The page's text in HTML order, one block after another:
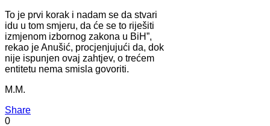
To je prvi korak i nadam se da stvari
idu u tom smjeru, da će se to riješiti
izmjenom izbornog zakona u BiH”,
rekao je Anušić, procjenjujući da, dok
nije ispunjen ovaj zahtjev, o trećem
entitetu nema smisla govoriti.
M.M.
Share
0